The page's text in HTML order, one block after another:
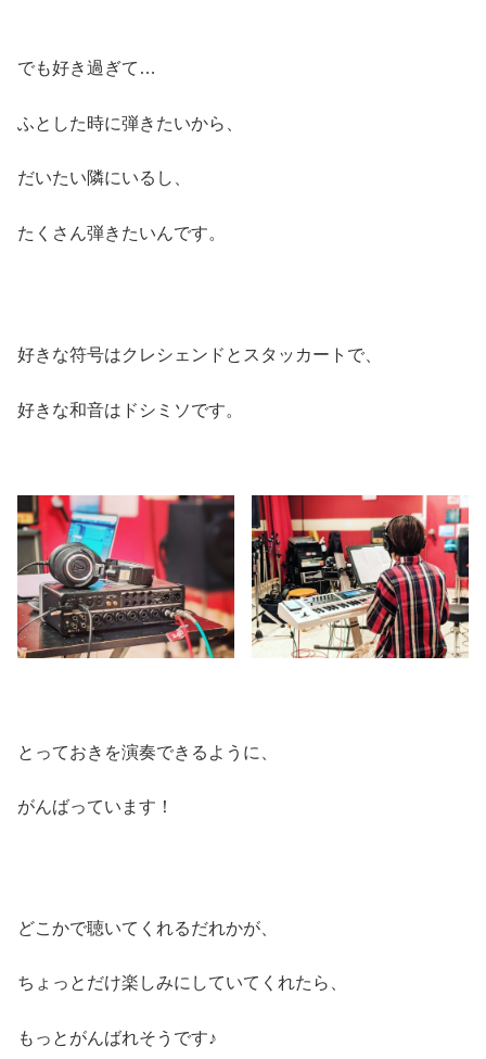
でも好き過ぎて…
ふとした時に弾きたいから、
だいたい隣にいるし、
たくさん弾きたいんです。
好きな符号はクレシェンドとスタッカートで、
好きな和音はドシミソです。
とっておきを演奏できるように、
がんばっています！
どこかで聴いてくれるだれかが、
ちょっとだけ楽しみにしていてくれたら、
もっとがんばれそうです♪